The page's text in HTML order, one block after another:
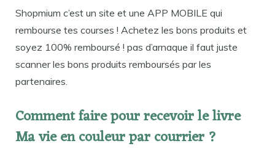
Shopmium c’est un site et une APP MOBILE qui
rembourse tes courses ! Achetez les bons produits et
soyez 100% remboursé ! pas d’arnaque il faut juste
scanner les bons produits remboursés par les
partenaires.
Comment faire pour recevoir le livre
Ma vie en couleur par courrier ?